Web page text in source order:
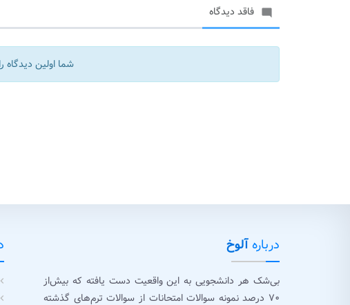
 فاقد دیدگاه
شما اولین دیدگاه
درباره آلوخ
بی‌شک هر دانشجویی به این واقعیت دست یافته که بیش‌از
۷۰ درصد نمونه سوالات امتحانات از سوالات ترم‌های گذشته
chevron_left
chevron_left